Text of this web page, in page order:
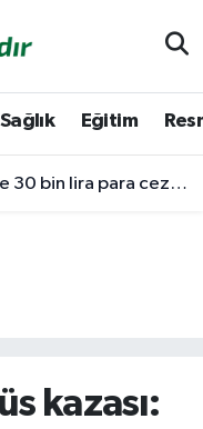
Sağlık Eğitim
bin lira para cezası
kazası: